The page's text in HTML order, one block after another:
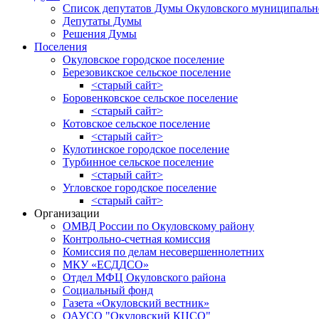
Список депутатов Думы Окуловского
Депутаты Думы
Решения Думы
Поселения
Окуловское городское поселение
Березовикское сельское поселение
<старый сайт>
Боровенковское сельское поселение
<старый сайт>
Котовское сельское поселение
<старый сайт>
Кулотинское городское поселение
Турбинное сельское поселение
<старый сайт>
Угловское городское поселение
<старый сайт>
Организации
ОМВД России по Окуловскому району
Контрольно-счетная комиссия
Комиссия по делам несовершеннолетних
МКУ «ЕСДДСО»
Отдел МФЦ Окуловского района
Социальный фонд
Газета «Окуловский вестник»
ОАУСО "Окуловский КЦСО"